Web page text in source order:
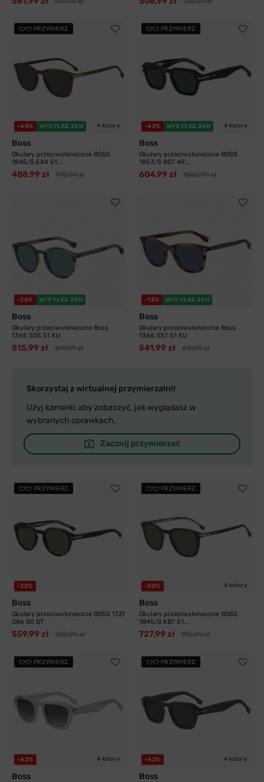
PRZYMIERZ
-46% WYSYŁKA 24H 4 kolory
Boss
Okulary przeciwsłoneczne BOSS
1845/S EX4 51...
488,99 zł 910,99 zł
PRZYMIERZ
-42% WYSYŁKA 24H 4 kolory
Boss
Okulary przeciwsłoneczne BOSS
1853/S 807 49...
604,99 zł 1050,99 zł
-26% WYSYŁKA 24H
Boss
Okulary przeciwsłoneczne Boss
1365 S05 51 KU
515,99 zł 699,99 zł
-13% WYSYŁKA 24H
Boss
Okulary przeciwsłoneczne Boss
1366 SX7 51 KU
541,99 zł 619,99 zł
Skorzystaj z wirtualnej przymierzalni!
Użyj kamerki, aby zobaczyć, jak wyglądasz w
wybranych oprawkach.
Zacznij przymierzać
PRZYMIERZ
-22%
Boss
Okulary przeciwsłoneczne BOSS 1721
086 50 QT
559,99 zł 720,99 zł
PRZYMIERZ
-20% 4 kolory
Boss
Okulary przeciwsłoneczne BOSS
1845/S KB7 51...
727,99 zł 910,99 zł
PRZYMIERZ
-42% 4 kolory
Boss
PRZYMIERZ
-42% 4 kolory
Boss